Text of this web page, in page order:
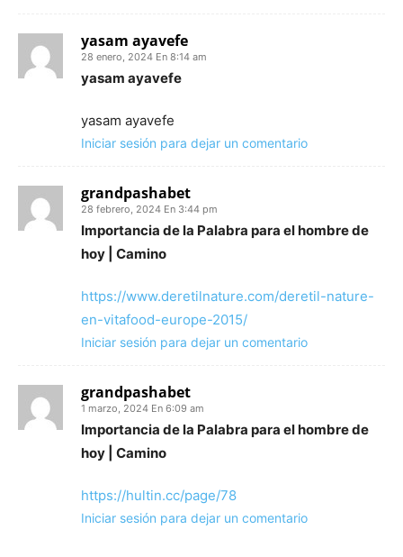
yasam ayavefe
28 enero, 2024 En 8:14 am
yasam ayavefe
yasam ayavefe
Iniciar sesión para dejar un comentario
grandpashabet
28 febrero, 2024 En 3:44 pm
Importancia de la Palabra para el hombre de
hoy | Camino
https://www.deretilnature.com/deretil-nature-
en-vitafood-europe-2015/
Iniciar sesión para dejar un comentario
grandpashabet
1 marzo, 2024 En 6:09 am
Importancia de la Palabra para el hombre de
hoy | Camino
https://hultin.cc/page/78
Iniciar sesión para dejar un comentario